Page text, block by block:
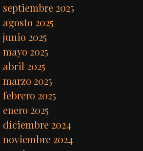
septiembre 2025
agosto 2025
junio 2025
mayo 2025
abril 2025
marzo 2025
febrero 2025
enero 2025
diciembre 2024
noviembre 2024